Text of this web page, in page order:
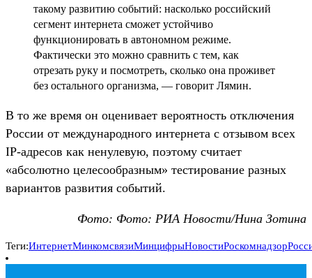
такому развитию событий: насколько российский
сегмент интернета сможет устойчиво
функционировать в автономном режиме.
Фактически это можно сравнить с тем, как
отрезать руку и посмотреть, сколько она проживет
без остального организма, — говорит Лямин.
В то же время он оценивает вероятность отключения
России от международного интернета с отзывом всех
IP-адресов как ненулевую, поэтому считает
«абсолютно целесообразным» тестирование разных
вариантов развития событий.
Фото: Фото: РИА Новости/Нина Зотина
Теги:ИнтернетМинкомсвязиМинцифрыНовостиРоскомнадзор